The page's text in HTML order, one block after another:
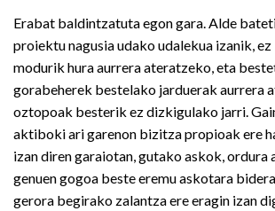
Erabat baldintzatuta egon gara. Alde
proiektu nagusia udako udalekua izanik,
modurik hura aurrera ateratzeko, eta
gorabeherek bestelako jarduerak aurrera
oztopoak besterik ez dizkigulako jarri.
aktiboki ari garenon bizitza propioak ere
izan diren garaiotan, gutako askok, ordura
genuen gogoa beste eremu askotara
gerora begirako zalantza ere eragin izan